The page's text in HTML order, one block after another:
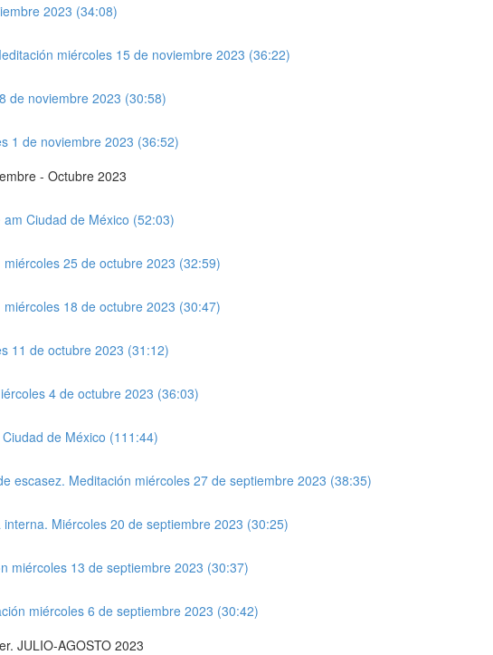
2023 (34:08)
miércoles 15 de noviembre 2023 (36:22)
de noviembre 2023 (30:58)
1 de noviembre 2023 (36:52)
- Octubre 2023
Ciudad de México (52:03)
25 de octubre 2023 (32:59)
18 de octubre 2023 (30:47)
11 de octubre 2023 (31:12)
4 de octubre 2023 (36:03)
de México (111:44)
escasez. Meditación miércoles 27 de septiembre 2023 (38:35)
Miércoles 20 de septiembre 2023 (30:25)
miércoles 13 de septiembre 2023 (30:37)
miércoles 6 de septiembre 2023 (30:42)
JULIO-AGOSTO 2023